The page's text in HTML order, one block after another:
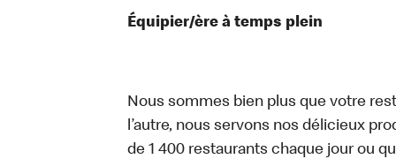
Équipier/ère à temps plein
Nous sommes bien plus que votre
l’autre, nous servons nos délicieux
de 1 400 restaurants chaque jour ou